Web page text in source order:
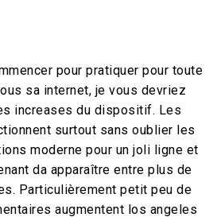
pour pratiquer pour toute
sa internet, je vous devriez
increases du dispositif. Les
surtout sans oublier les
moderne pour un joli ligne et
da apparaître entre plus de
Particulièrement petit peu de
augmentent los angeles